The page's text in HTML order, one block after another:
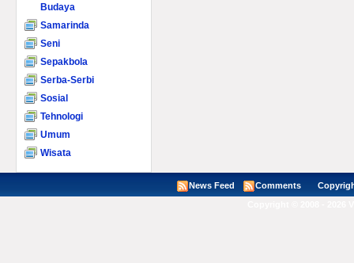
Budaya
Samarinda
Seni
Sepakbola
Serba-Serbi
Sosial
Tehnologi
Umum
Wisata
News Feed Comments Copyright